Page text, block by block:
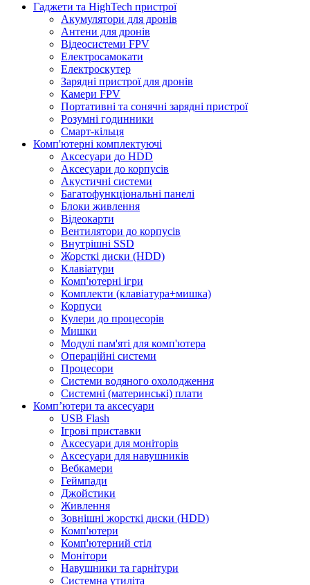
Гаджети та HighTech пристрої
Акумулятори для дронів
Антени для дронів
Відеосистеми FPV
Електросамокати
Електроскутер
Зарядні пристрої для дронів
Камери FPV
Портативні та сонячні зарядні пристрої
Розумні годинники
Смарт-кільця
Комп'ютерні комплектуючі
Аксесуари до HDD
Аксесуари до корпусів
Акустичні системи
Багатофункціональні панелі
Блоки живлення
Відеокарти
Вентилятори до корпусів
Внутрішні SSD
Жорсткі диски (HDD)
Клавіатури
Комп'ютерні ігри
Комплекти (клавіатура+мишка)
Корпуси
Кулери до процесорів
Мишки
Модулі пам'яті для комп'ютера
Операційні системи
Процесори
Системи водяного охолодження
Системні (материнські) плати
Компʼютери та аксесуари
USB Flash
Ігрові приставки
Аксесуари для моніторів
Аксесуари для навушників
Вебкамери
Геймпади
Джойстики
Живлення
Зовнішні жорсткі диски (HDD)
Комп'ютери
Комп'ютерний стіл
Монітори
Навушники та гарнітури
Системна утиліта